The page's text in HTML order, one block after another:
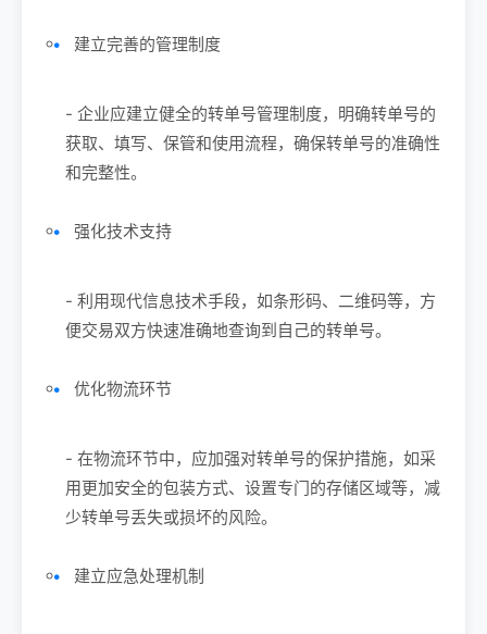
建立完善的管理制度
- 企业应建立健全的转单号管理制度，明确转单号的
获取、填写、保管和使用流程，确保转单号的准确性
和完整性。
强化技术支持
- 利用现代信息技术手段，如条形码、二维码等，方
便交易双方快速准确地查询到自己的转单号。
优化物流环节
- 在物流环节中，应加强对转单号的保护措施，如采
用更加安全的包装方式、设置专门的存储区域等，减
少转单号丢失或损坏的风险。
建立应急处理机制